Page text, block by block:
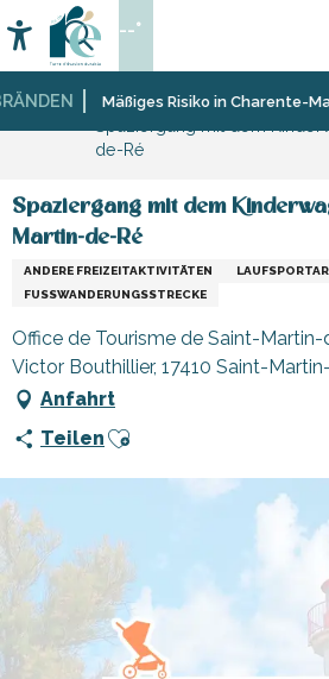
au
contenu
principal
Mäßiges Risiko in Charente-
Accessibilité
Suche
--°
Startseite
Organisieren
Freizeit
de-Ré
Spaziergang mit dem
Martin-de-Ré
ANDERE FREIZEITAKTIVITÄTEN
FUSSWANDERUNGSSTRECKE
Office de Tourisme de Saint-Martin-
Victor Bouthillier, 17410 Saint-
Anfahrt
Teilen Ajouter aux favoris